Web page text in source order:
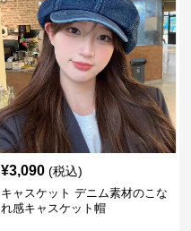
¥3,090 (税込)
キャスケット デニム素材のこな
れ感キャスケット帽